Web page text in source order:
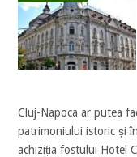
Cluj-Napoca ar putea
patrimoniului istoric și
achiziția fostului Hotel